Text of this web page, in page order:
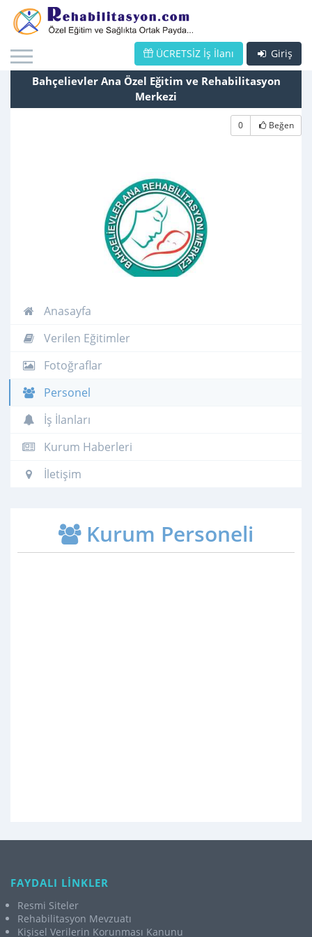
Giriş
ÜCRETSİZ İş İlanı
Bahçelievler Ana Özel Eğitim ve Rehabilitasyon
Merkezi
0 Beğen
Anasayfa
Verilen Eğitimler
Fotoğraflar
Personel
İş İlanları
Kurum Haberleri
İletişim
Kurum Personeli
FAYDALI LİNKLER
Resmi Siteler
Rehabilitasyon Mevzuatı
Kişisel Verilerin Korunması Kanunu